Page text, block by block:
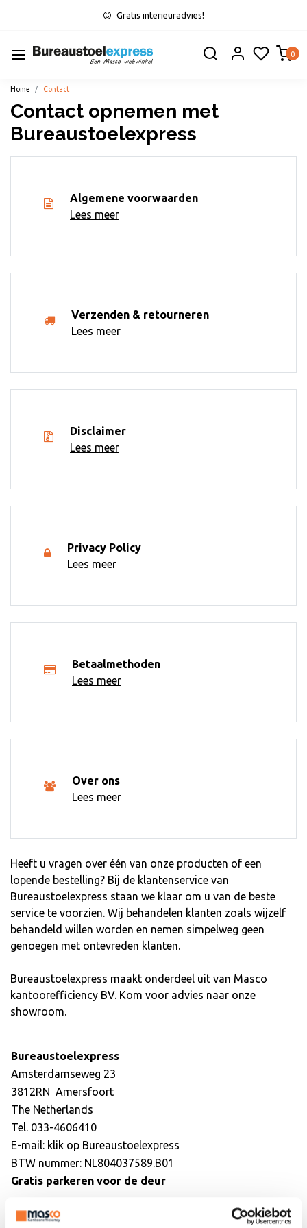
Gratis interieuradvies!
0
Home Contact
Contact opnemen met
Bureaustoelexpress
Algemene voorwaarden
Lees meer
Verzenden & retourneren
Lees meer
Disclaimer
Lees meer
Privacy Policy
Lees meer
Betaalmethoden
Lees meer
Over ons
Lees meer
Heeft u vragen over één van onze producten of een
lopende bestelling? Bij de klantenservice van
Bureaustoelexpress staan we klaar om u van de beste
service te voorzien. Wij behandelen klanten zoals wijzelf
behandeld willen worden en nemen simpelweg geen
genoegen met ontevreden klanten.
Bureaustoelexpress maakt onderdeel uit van Masco
kantoorefficiency BV. Kom voor advies naar onze
showroom.
Bureaustoelexpress
Amsterdamseweg 23
3812RN Amersfoort
The Netherlands
Tel. 033-4606410
E-mail: klik op Bureaustoelexpress
BTW nummer: NL804037589.B01
Gratis parkeren voor de deur